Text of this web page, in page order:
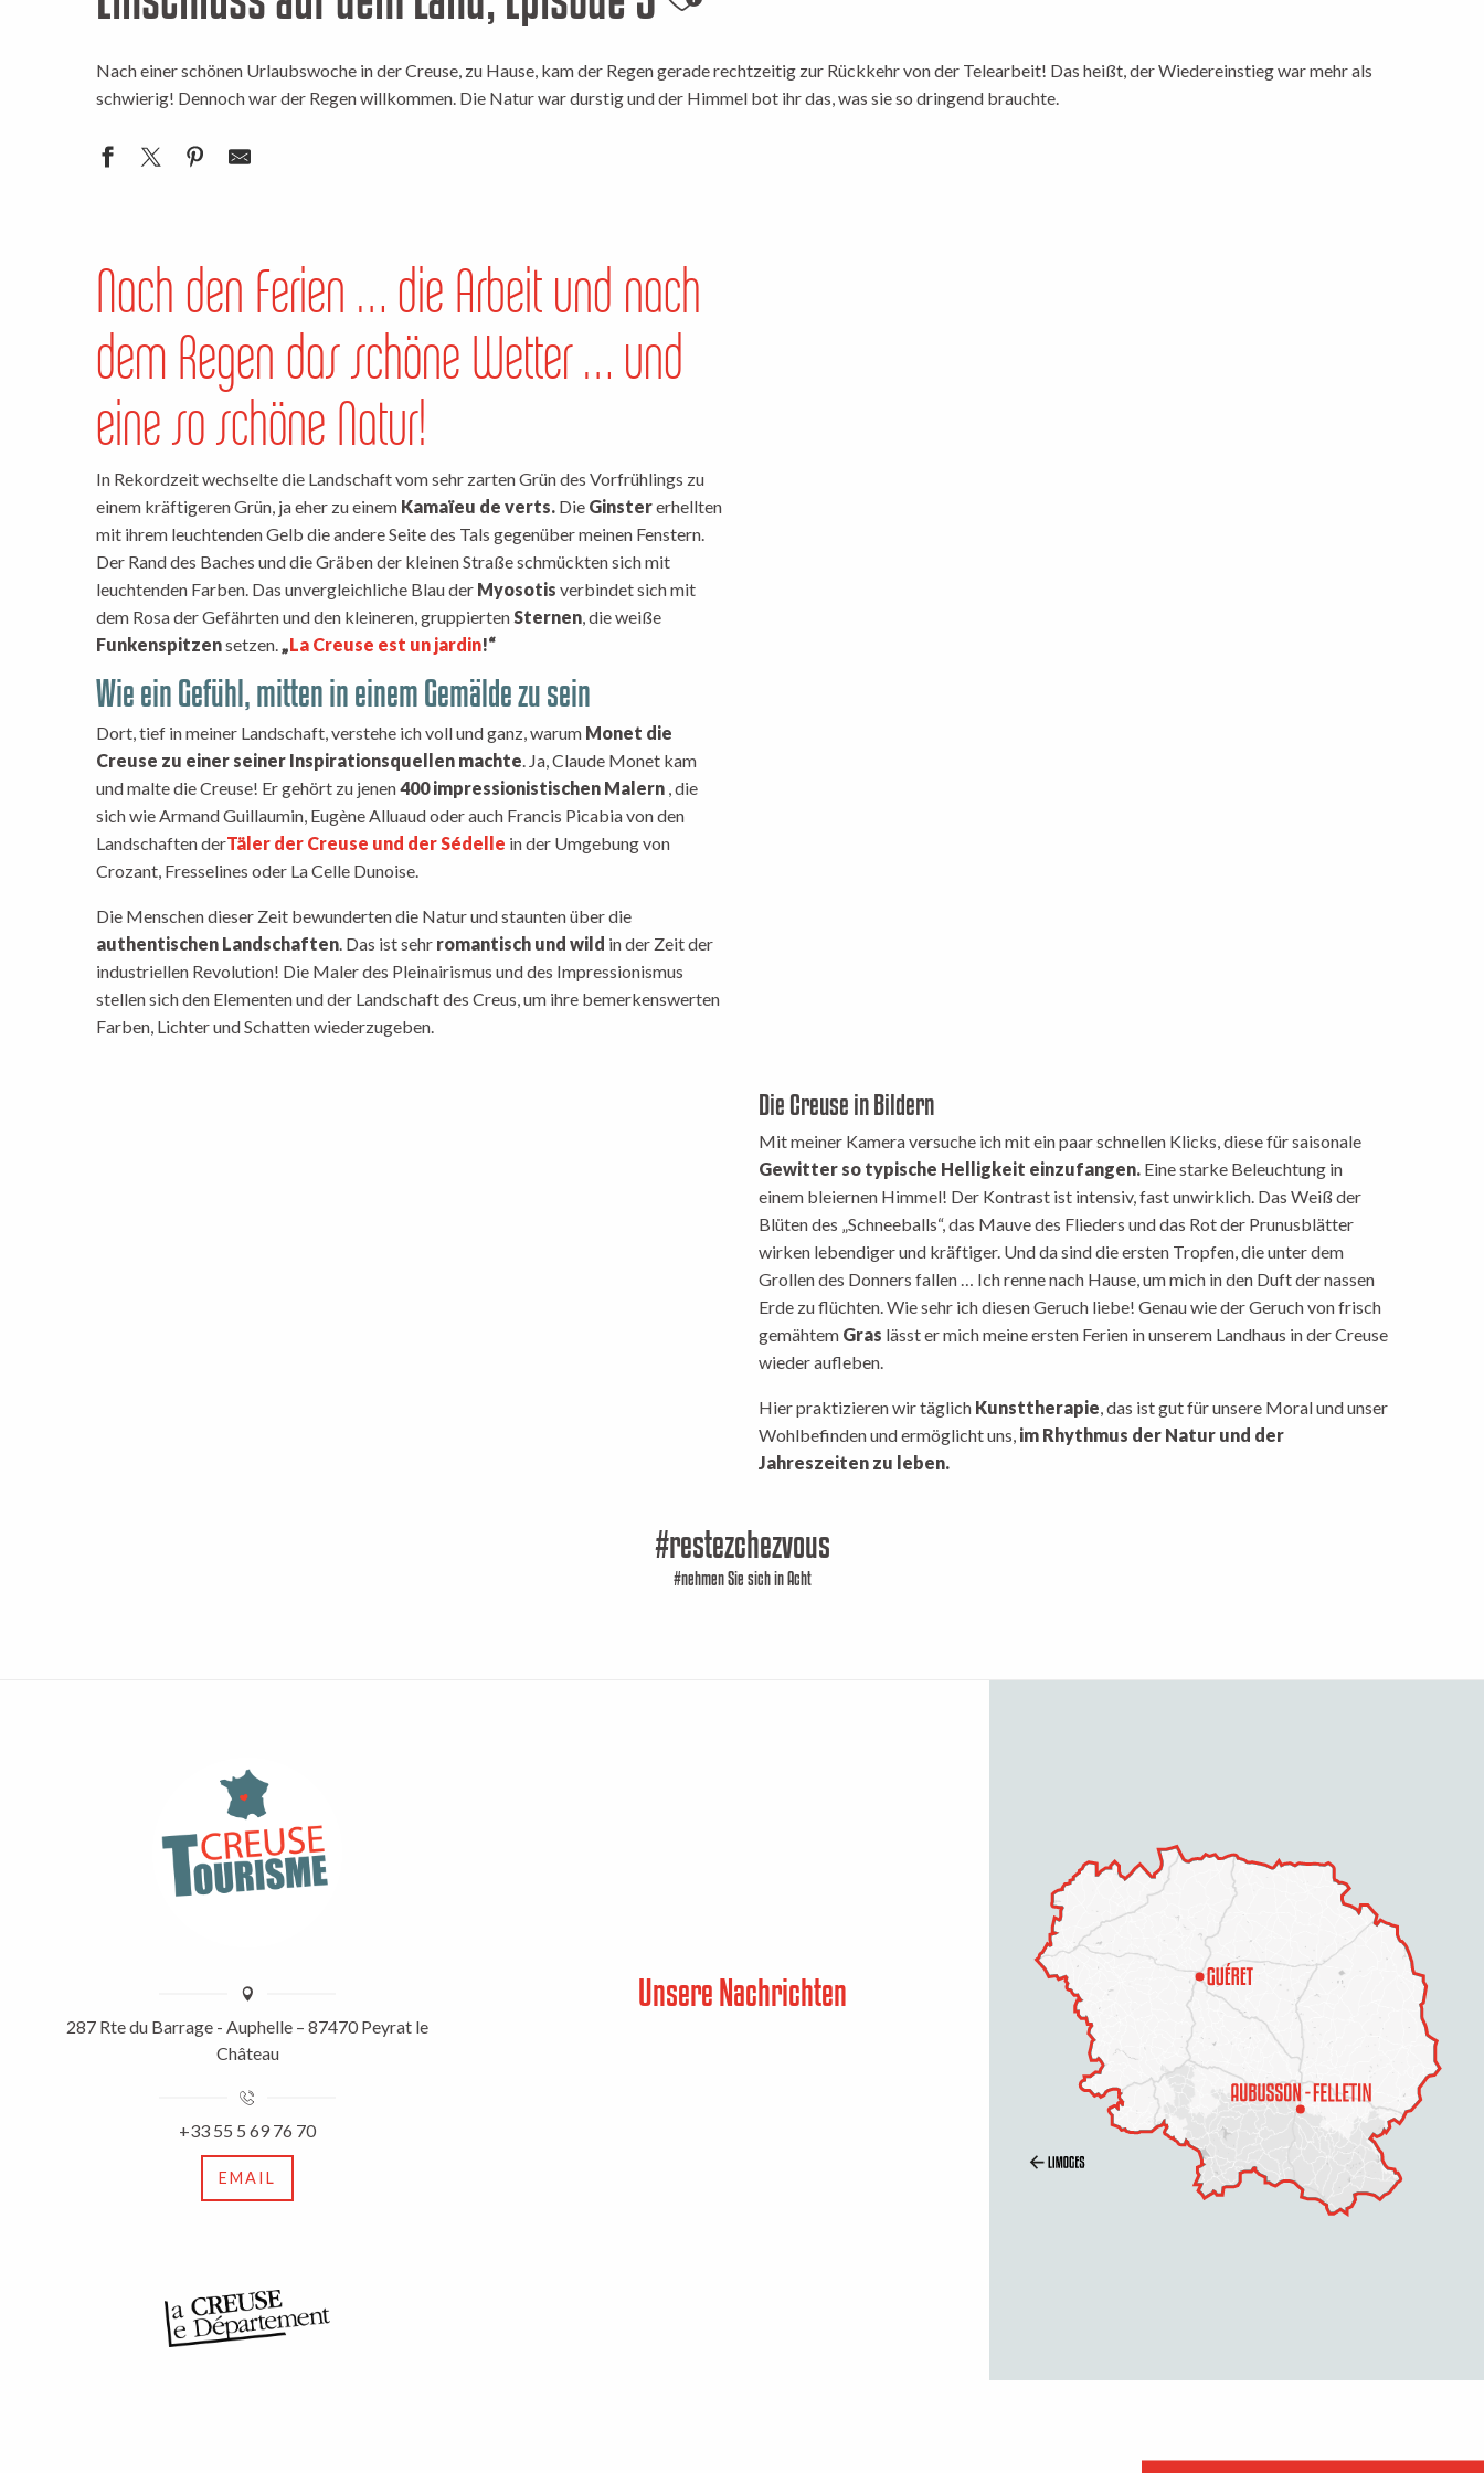
Nach einer schönen Urlaubswoche in der Creuse, zu Hause, kam der Regen gerade rechtzeitig zur Rückkehr von der Telearbeit! Das heißt, der Wiedereinstieg war mehr als
schwierig! Dennoch war der Regen willkommen. Die Natur war durstig und der Himmel bot ihr das, was sie so dringend brauchte.
Nach den Ferien … die Arbeit und nach
dem Regen das schöne Wetter … und
eine so schöne Natur!
In Rekordzeit wechselte die Landschaft vom sehr zarten Grün des Vorfrühlings zu
einem kräftigeren Grün, ja eher zu einem Kamaïeu de verts. Die Ginstererhellten
mit ihrem leuchtenden Gelb die andere Seite des Tals gegenüber meinen Fenstern.
Der Rand des Baches und die Gräben der kleinen Straße schmückten sich mit
leuchtenden Farben. Das unvergleichliche Blau der Myosotis verbindet sich mit
dem Rosa der Gefährten und den kleineren, gruppiertenSternen, die weiße
Funkenspitzensetzen.„La Creuse est un jardin!“
Wie ein Gefühl, mitten in einem Gemälde zu sein
Dort, tief in meiner Landschaft, verstehe ich voll und ganz, warum Monet die
Creuse zu einer seiner Inspirationsquellen machte. Ja, Claude Monet kam
und malte die Creuse! Er gehört zu jenen400 impressionistischen Malern , die
sich wie Armand Guillaumin, Eugène Alluaud oder auch Francis Picabia von den
Landschaften derTäler der Creuse und der Sédelle in der Umgebung von
Crozant, Fresselines oder La Celle Dunoise.
Die Menschen dieser Zeit bewunderten die Natur und staunten über die
authentischen Landschaften. Das ist sehr romantisch und wild in der Zeit der
industriellen Revolution! Die Maler des Pleinairismus und des Impressionismus
stellen sich den Elementen und der Landschaft des Creus, um ihre bemerkenswerten
Farben, Lichter und Schatten wiederzugeben.
Die Creuse in Bildern
Mit meiner Kamera versuche ich mit ein paar schnellen Klicks, diese für saisonale
Gewitter so typische Helligkeit einzufangen. Eine starke Beleuchtung in
einem bleiernen Himmel! Der Kontrast ist intensiv, fast unwirklich. Das Weiß der
Blüten des „Schneeballs“, das Mauve des Flieders und das Rot der Prunusblätter
wirken lebendiger und kräftiger. Und da sind die ersten Tropfen, die unter dem
Grollen des Donners fallen … Ich renne nach Hause, um mich in den Duft der nassen
Erde zu flüchten. Wie sehr ich diesen Geruch liebe! Genau wie der Geruch von frisch
gemähtem Gras lässt er mich meine ersten Ferien in unserem Landhaus in der Creuse
wieder aufleben.
Hier praktizieren wir täglich Kunsttherapie, das ist gut für unsere Moral und unser
Wohlbefinden und ermöglicht uns, im Rhythmus der Natur und der
Jahreszeiten zu leben.
#restezchezvous
#nehmen Sie sich in Acht
287 Rte du Barrage - Auphelle – 87470 Peyrat le
Château
+33 55 5 69 76 70
EMAIL
Unsere Nachrichten